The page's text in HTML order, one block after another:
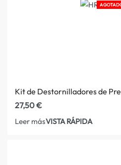
Kit de Destornilladores de
27,50€
Leer másVISTA RÁPIDA